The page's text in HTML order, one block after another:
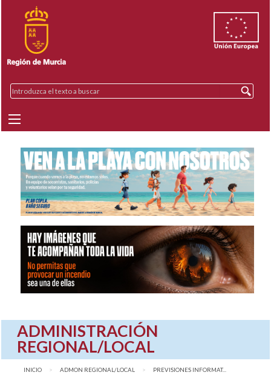
ADMINISTRACIÓN
REGIONAL/LOCAL
INICIO ADMON REGIONAL/LOCAL AQUÍ:
PREVISIONES INFORMAT...